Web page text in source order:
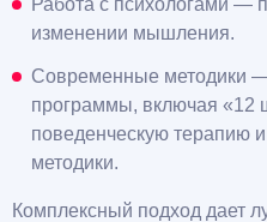
изменении мышления.
Современные методики
программы, включая «12
поведенческую терапию
методики.
Комплексный подход дает